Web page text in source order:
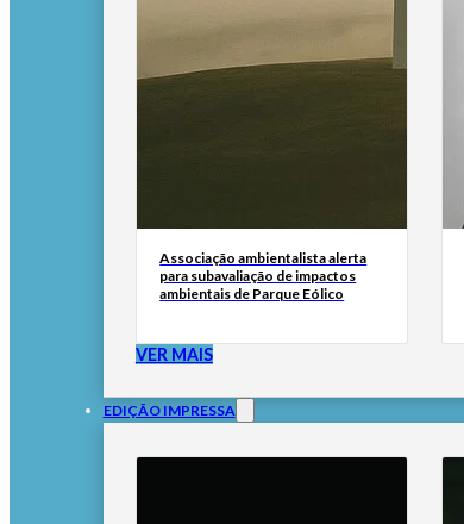
Associação ambientalista alerta
para subavaliação de impactos
ambientais de Parque Eólico
VER MAIS
EDIÇÃO IMPRESSA